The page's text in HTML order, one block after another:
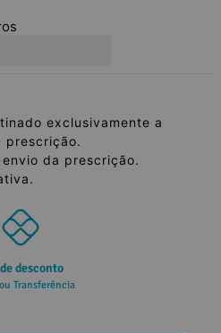
exclusivamente a
prescrição.
da prescrição.
desconto
Transferência